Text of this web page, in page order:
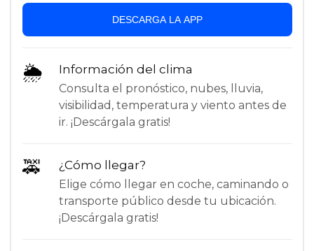
DESCARGA LA APP
🌦 Información del clima
Consulta el pronóstico, nubes, lluvia,
visibilidad, temperatura y viento antes de
ir. ¡Descárgala gratis!
🚕 ¿Cómo llegar?
Elige cómo llegar en coche, caminando o
transporte público desde tu ubicación.
¡Descárgala gratis!